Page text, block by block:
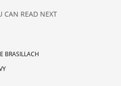
CAN READ NEXT
BRASILLACH